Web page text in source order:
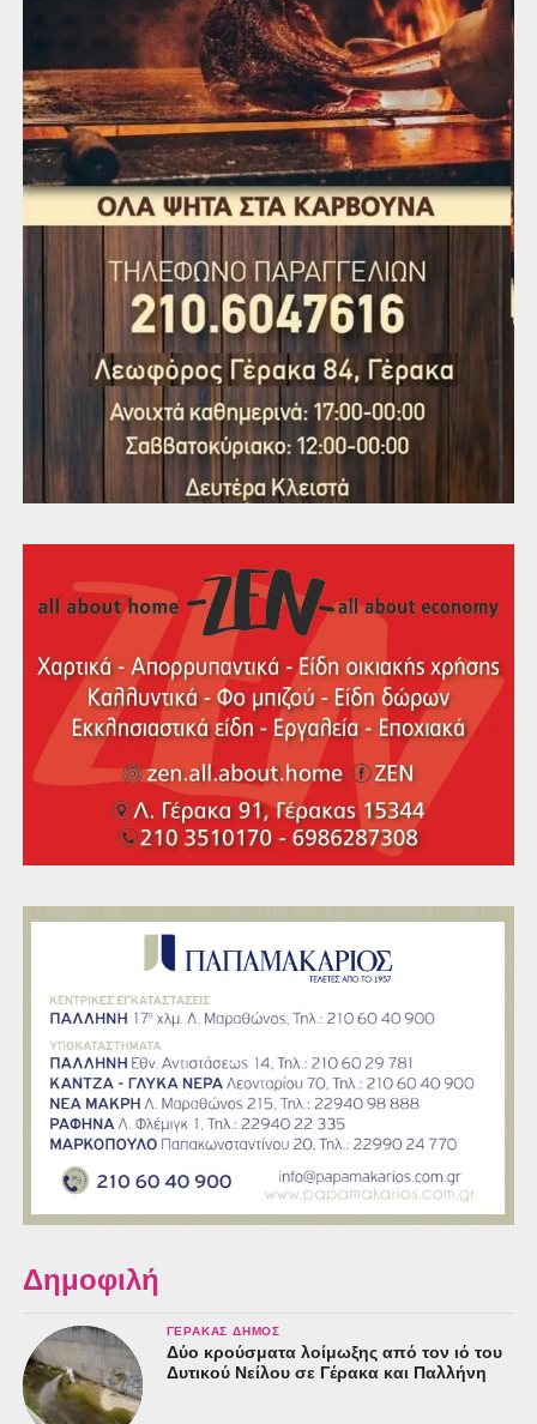
Δημοφιλή
ΓΈΡΑΚΑΣ ΔΉΜΟΣ
Δύο κρούσματα λοίμωξης από τον ιό του
Δυτικού Νείλου σε Γέρακα και Παλλήνη